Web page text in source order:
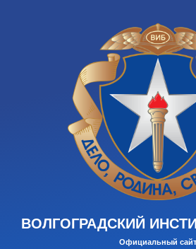
ВОЛГОГРАДСКИЙ
Официальный сайт